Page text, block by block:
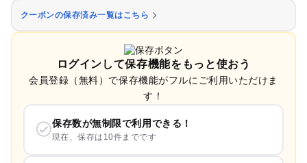
クーポンの保存済み一覧はこちら
ログインして保存機能をもっと使おう
会員登録（無料）で保存機能がフルにご利用いただけま
す！
保存数が無制限で利用できる！
現在、保存は10件までです